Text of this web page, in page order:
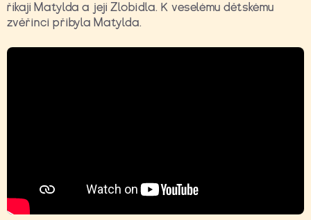
říkají Matylda a její Zlobidla. K veselému dětskému
zvěřinci přibyla Matylda.